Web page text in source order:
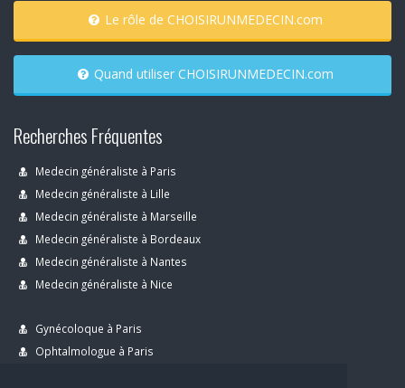
Le rôle de CHOISIRUNMEDECIN.com
Quand utiliser CHOISIRUNMEDECIN.com
Recherches Fréquentes
Medecin généraliste à Paris
Medecin généraliste à Lille
Medecin généraliste à Marseille
Medecin généraliste à Bordeaux
Medecin généraliste à Nantes
Medecin généraliste à Nice
Gynécoloque à Paris
Ophtalmologue à Paris